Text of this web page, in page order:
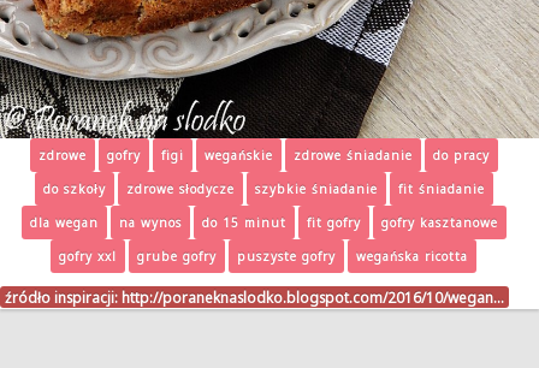
zdrowe gofry figi wegańskie zdrowe śniadanie
do pracy
do szkoły
zdrowe słodycze szybkie śniadanie
fit śniadanie
dla wegan
na wynos do 15 minut fit gofry
gofry kasztanowe
gofry xxl
grube gofry puszyste gofry wegańska ricotta
źródło inspiracji: http://poraneknaslodko.blogspot.com/2016/10/wegan…